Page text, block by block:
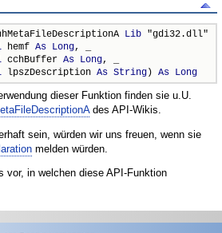
Lib "gdi32.dll" (
hemf As Long, _
cchBuffer As Long, _
lpszDescription As String) As Long
dieser Funktion finden sie u.U.
des API-Wikis.
sein, würden wir uns freuen, wenn sie
melden würden.
vor, in welchen diese API-Funktion